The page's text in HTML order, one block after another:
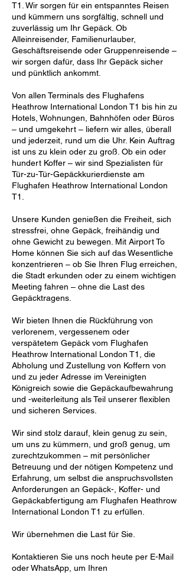
T1. Wir sorgen für ein entspanntes Reisen
und kümmern uns sorgfältig, schnell und
zuverlässig um Ihr Gepäck. Ob
Alleinreisender, Familienurlauber,
Geschäftsreisende oder Gruppenreisende –
wir sorgen dafür, dass Ihr Gepäck sicher
und pünktlich ankommt.
Von allen Terminals des Flughafens
Heathrow International London T1 bis hin zu
Hotels, Wohnungen, Bahnhöfen oder Büros
– und umgekehrt – liefern wir alles, überall
und jederzeit, rund um die Uhr. Kein Auftrag
ist uns zu klein oder zu groß. Ob ein oder
hundert Koffer – wir sind Spezialisten für
Tür-zu-Tür-Gepäckkurierdienste am
Flughafen Heathrow International London
T1.
Unsere Kunden genießen die Freiheit, sich
stressfrei, ohne Gepäck, freihändig und
ohne Gewicht zu bewegen. Mit Airport To
Home können Sie sich auf das Wesentliche
konzentrieren – ob Sie Ihren Flug erreichen,
die Stadt erkunden oder zu einem wichtigen
Meeting fahren – ohne die Last des
Gepäcktragens.
Wir bieten Ihnen die Rückführung von
verlorenem, vergessenem oder
verspätetem Gepäck vom Flughafen
Heathrow International London T1, die
Abholung und Zustellung von Koffern von
und zu jeder Adresse im Vereinigten
Königreich sowie die Gepäckaufbewahrung
und -weiterleitung als Teil unserer flexiblen
und sicheren Services.
Wir sind stolz darauf, klein genug zu sein,
um uns zu kümmern, und groß genug, um
zurechtzukommen – mit persönlicher
Betreuung und der nötigen Kompetenz und
Erfahrung, um selbst die anspruchsvollsten
Anforderungen an Gepäck-, Koffer- und
Gepäckabfertigung am Flughafen Heathrow
International London T1 zu erfüllen.
Wir übernehmen die Last für Sie.
Kontaktieren Sie uns noch heute per E-Mail
oder WhatsApp, um Ihren